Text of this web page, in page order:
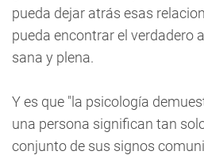
pueda dejar atrás esas
pueda encontrar el verdadero
sana y plena.
Y es que "la psicología
una persona significan tan
conjunto de sus signos